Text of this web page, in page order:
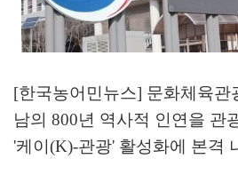
[한국농어민뉴스] 문화체육관
남의 800년 역사적 인연을 관
'케이 (K)-관광' 활성화에 본격